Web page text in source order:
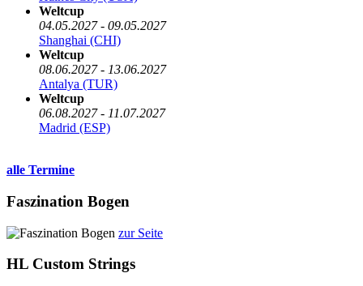
Weltcup
04.05.2027 - 09.05.2027
Shanghai (CHI)
Weltcup
08.06.2027 - 13.06.2027
Antalya (TUR)
Weltcup
06.08.2027 - 11.07.2027
Madrid (ESP)
alle Termine
Faszination Bogen
zur Seite
HL Custom Strings